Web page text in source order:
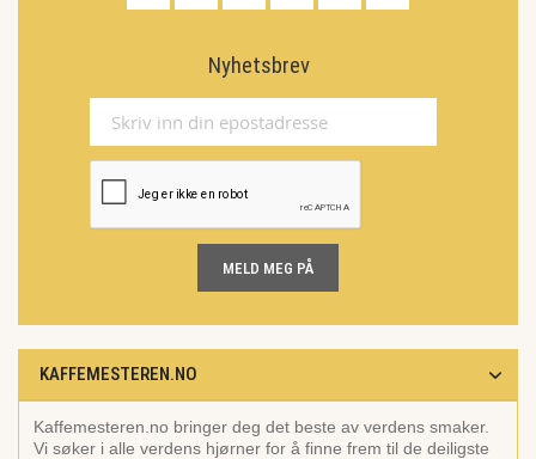
Nyhetsbrev
MELD MEG PÅ
KAFFEMESTEREN.NO
Kaffemesteren.no bringer deg det beste av verdens smaker.
Vi søker i alle verdens hjørner for å finne frem til de deiligste